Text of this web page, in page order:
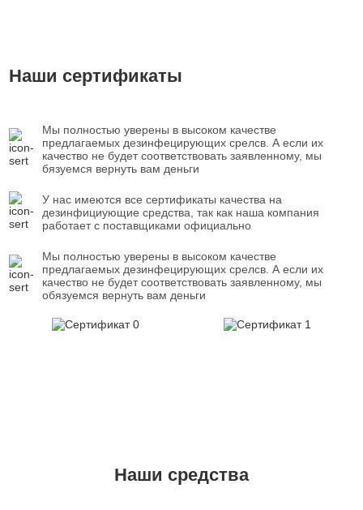
Наши сертификаты
Мы полностью уверены в высоком качестве
предлагаемых дезинфецирующих срелсв. А если их
качество не будет соответствовать заявленному, мы
бязуемся вернуть вам деньги
У нас имеются все сертификаты качества на
дезинфициующие средства, так как наша компания
работает с поставщиками официально
Мы полностью уверены в высоком качестве
предлагаемых дезинфецирующих срелсв. А если их
качество не будет соответствовать заявленному, мы
обязуемся вернуть вам деньги
Наши средства